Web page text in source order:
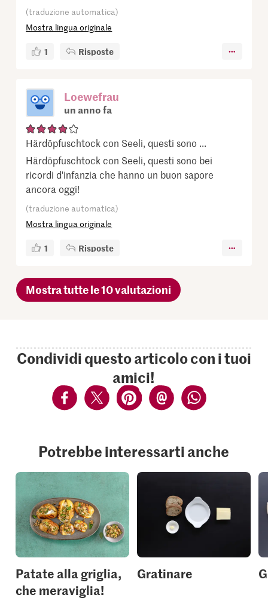
(traduzione automatica)
Mostra lingua originale
1 Risposte
Loewefrau
un anno fa
Härdöpfuschtock con Seeli, questi sono ...
Härdöpfuschtock con Seeli, questi sono bei
ricordi d'infanzia che hanno un buon sapore
ancora oggi!
(traduzione automatica)
Mostra lingua originale
1 Risposte
Mostra tutte le 10 valutazioni
Condividi questo articolo con i tuoi
amici!
Potrebbe interessarti anche
Patate alla griglia,
che meraviglia!
Gratinare